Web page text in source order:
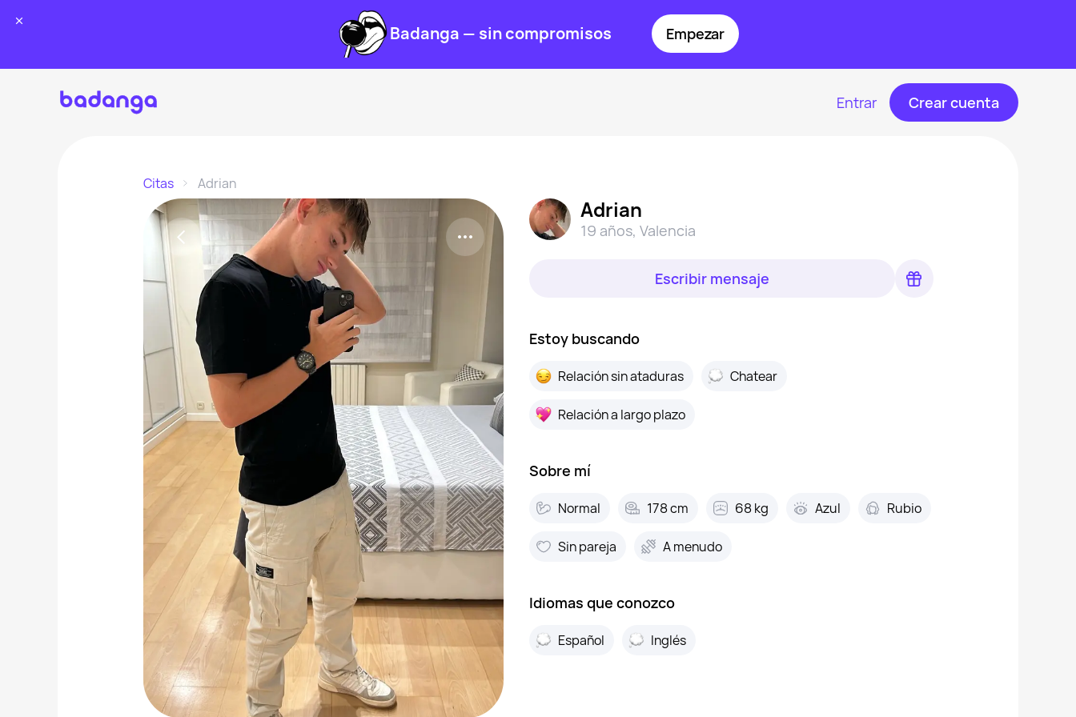
Badanga — sin compromisos Empezar
Entrar Crear cuenta
Citas Adrian
Adrian
19 años, Valencia
Escribir mensaje
Estoy buscando
Relación sin ataduras Chatear
Relación a largo plazo
Sobre mí
Normal 178 cm 68 kg Azul Rubio
Sin pareja A menudo
Idiomas que conozco
Español Inglés